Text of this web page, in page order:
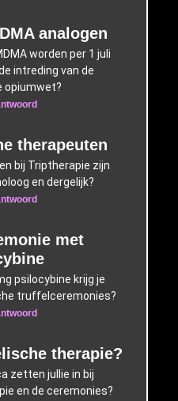
analogen
worden per 1 juli
intreding van de
opiumwet?
therapeuten
bij Triptherapie zijn
en dergelijk?
met
psilocybine krijg je
truffelceremonies?
therapie?
zetten jullie in bij
en de ceremonies?